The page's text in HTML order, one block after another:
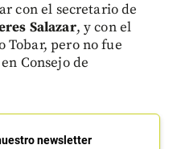
con el secretario de
Salazar, y con el
Tobar, pero no fue
Consejo de
newsletter